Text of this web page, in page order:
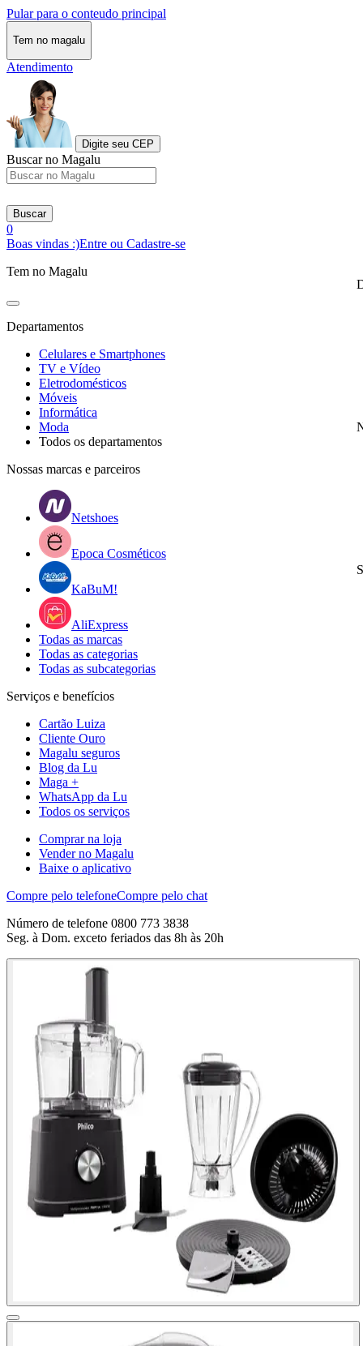
Pular para o conteudo principal
Tem no magalu
Atendimento
Digite seu CEP
Buscar no Magalu
Buscar
0
Boas vindas :)Entre ou Cadastre-se
Tem no Magalu
Departamentos
Celulares e Smartphones
TV e Vídeo
Eletrodomésticos
Móveis
Informática
Moda
Todos os departamentos
Nossas marcas e parceiros
Netshoes
Epoca Cosméticos
KaBuM!
AliExpress
Todas as marcas
Todas as categorias
Todas as subcategorias
Serviços e benefícios
Cartão Luiza
Cliente Ouro
Magalu seguros
Blog da Lu
Maga +
WhatsApp da Lu
Todos os serviços
Comprar na loja
Vender no Magalu
Baixe o aplicativo
Compre pelo telefoneCompre pelo chat
Número de telefone 0800 773 3838
Seg. à Dom. exceto feriados das 8h às 20h